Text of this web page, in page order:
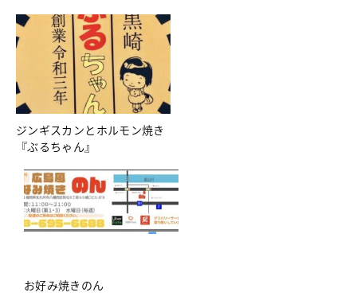
ジンギスカンとホルモン焼き
『ぶるちゃん』
お好み焼きのん